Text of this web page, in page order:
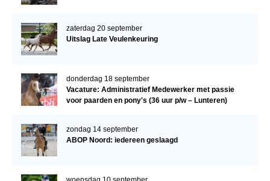
zaterdag 20 september
Uitslag Late Veulenkeuring
donderdag 18 september
Vacature: Administratief Medewerker met passie
voor paarden en pony's (36 uur p/w – Lunteren)
zondag 14 september
ABOP Noord: iedereen geslaagd